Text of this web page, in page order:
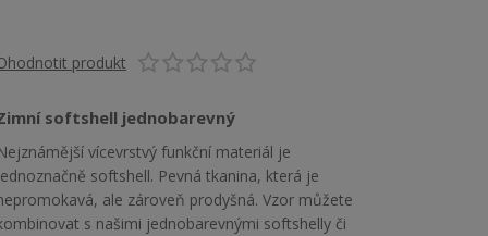
produkt
softshell jednobarevný
vícevrstvý funkční materiál je
softshell. Pevná tkanina, která je
ale zároveň prodyšná. Vzor můžete
s našimi jednobarevnými softshelly či